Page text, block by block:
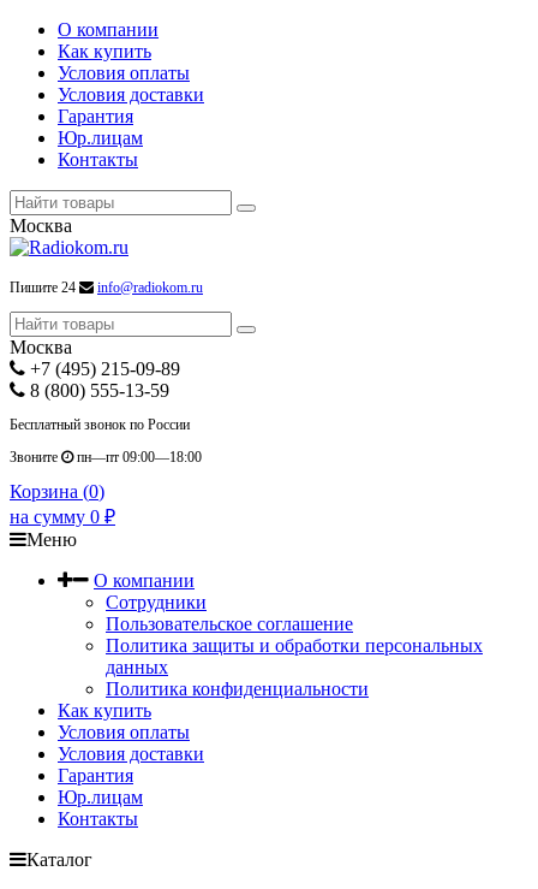
О компании
Как купить
Условия оплаты
Условия доставки
Гарантия
Юр.лицам
Контакты
Москва
Пишите 24 info@radiokom.ru
Москва
+7 (495) 215-09-89
8 (800) 555-13-59
Бесплатный звонок по России
Звоните
пн—пт 09:00—18:00
Корзина (0)
на сумму 0 ₽
Меню
О компании
Сотрудники
Пользовательское соглашение
Политика защиты и обработки персональных
данных
Политика конфиденциальности
Как купить
Условия оплаты
Условия доставки
Гарантия
Юр.лицам
Контакты
Каталог